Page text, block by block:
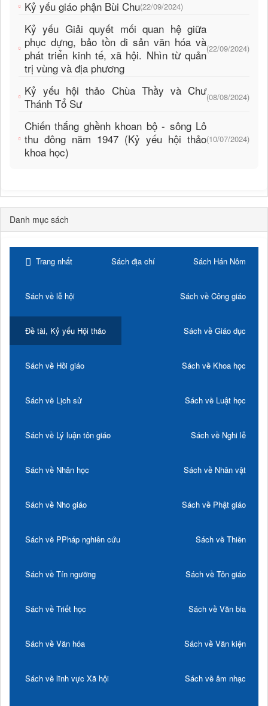
Kỷ yếu giáo phận Bùi Chu(22/09/2024)
Kỷ yếu Giải quyết mối quan hệ giữa
phục dựng, bảo tồn di sản văn hóa và
phát triển kinh tế, xã hội. Nhìn từ quản
trị vùng và địa phương
(22/09/2024)
Kỷ yếu hội thảo Chùa Thầy và Chư
Thánh Tổ Sư
(08/08/2024)
Chiến thắng ghềnh khoan bộ - sông Lô
thu đông năm 1947 (Kỷ yếu hội thảo
khoa học)
(10/07/2024)
Danh mục sách
Trang nhất Sách địa chí Sách Hán Nôm
Sách về lễ hội Sách về Công giáo
Đề tài, Kỷ yếu Hội thảo Sách về Giáo dục
Sách về Hồi giáo Sách về Khoa học
Sách về Lịch sử Sách về Luật học
Sách về Lý luận tôn giáo Sách về Nghi lễ
Sách về Nhân học Sách về Nhân vật
Sách về Nho giáo Sách về Phật giáo
Sách về PPháp nghiên cứu Sách về Thiền
Sách về Tín ngưỡng Sách về Tôn giáo
Sách về Triết học Sách về Văn bia
Sách về Văn hóa Sách về Văn kiện
Sách về lĩnh vực Xã hội Sách về âm nhạc